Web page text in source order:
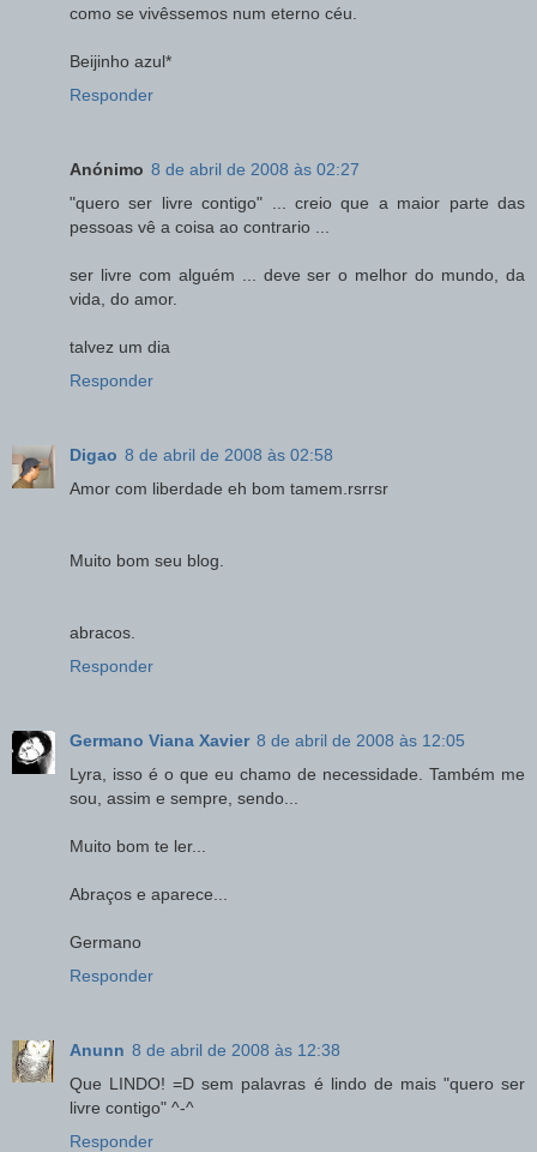
como se vivêssemos num eterno céu.
Beijinho azul*
Responder
Anónimo 8 de abril de 2008 às 02:27
"quero ser livre contigo" ... creio que a maior parte das
pessoas vê a coisa ao contrario ...
ser livre com alguém ... deve ser o melhor do mundo, da
vida, do amor.
talvez um dia
Responder
Digao 8 de abril de 2008 às 02:58
Amor com liberdade eh bom tamem.rsrrsr
Muito bom seu blog.
abracos.
Responder
Germano Viana Xavier 8 de abril de 2008 às 12:05
Lyra, isso é o que eu chamo de necessidade. Também me
sou, assim e sempre, sendo...
Muito bom te ler...
Abraços e aparece...
Germano
Responder
Anunn 8 de abril de 2008 às 12:38
Que LINDO! =D sem palavras é lindo de mais "quero ser
livre contigo" ^-^
Responder